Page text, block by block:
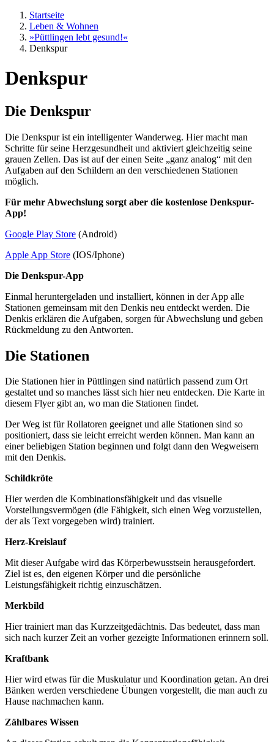
Startseite
Leben & Wohnen
»Püttlingen lebt gesund!«
Denkspur
Denkspur
Die Denkspur
Die Denkspur ist ein intelligenter Wanderweg. Hier macht man
Schritte für seine Herzgesundheit und aktiviert gleichzeitig seine
grauen Zellen. Das ist auf der einen Seite „ganz analog“ mit den
Aufgaben auf den Schildern an den verschiedenen Stationen
möglich.
Für mehr Abwechslung sorgt aber die kostenlose Denkspur-
App!
Google Play Store (Android)
Apple App Store (IOS/Iphone)
Die Denkspur-App
Einmal heruntergeladen und installiert, können in der App alle
Stationen gemeinsam mit den Denkis neu entdeckt werden. Die
Denkis erklären die Aufgaben, sorgen für Abwechslung und geben
Rückmeldung zu den Antworten.
Die Stationen
Die Stationen hier in Püttlingen sind natürlich passend zum Ort
gestaltet und so manches lässt sich hier neu entdecken. Die Karte in
diesem Flyer gibt an, wo man die Stationen findet.
Der Weg ist für Rollatoren geeignet und alle Stationen sind so
positioniert, dass sie leicht erreicht werden können. Man kann an
einer beliebigen Station beginnen und folgt dann den Wegweisern
mit den Denkis.
Schildkröte
Hier werden die Kombinationsfähigkeit und das visuelle
Vorstellungsvermögen (die Fähigkeit, sich einen Weg vorzustellen,
der als Text vorgegeben wird) trainiert.
Herz-Kreislauf
Mit dieser Aufgabe wird das Körperbewusstsein herausgefordert.
Ziel ist es, den eigenen Körper und die persönliche
Leistungsfähigkeit richtig einzuschätzen.
Merkbild
Hier trainiert man das Kurzzeitgedächtnis. Das bedeutet, dass man
sich nach kurzer Zeit an vorher gezeigte Informationen erinnern soll.
Kraftbank
Hier wird etwas für die Muskulatur und Koordination getan. An drei
Bänken werden verschiedene Übungen vorgestellt, die man auch zu
Hause nachmachen kann.
Zählbares Wissen